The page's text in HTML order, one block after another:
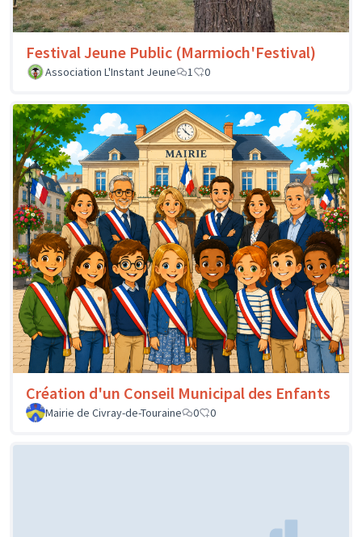
Festival Jeune Public (Marmioch'Festival)
Association L'Instant Jeune 1 0
Création d'un Conseil Municipal des Enfants
Mairie de Civray-de-Touraine 0 0